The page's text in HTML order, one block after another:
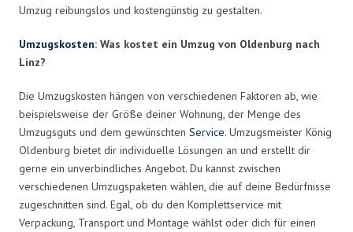
Umzug reibungslos und kostengünstig zu gestalten.
Umzugskosten: Was kostet ein Umzug von Oldenburg nach
Linz?
Die Umzugskosten hängen von verschiedenen Faktoren ab, wie
beispielsweise der Größe deiner Wohnung, der Menge des
Umzugsguts und dem gewünschten Service. Umzugsmeister König
Oldenburg bietet dir individuelle Lösungen an und erstellt dir
gerne ein unverbindliches Angebot. Du kannst zwischen
verschiedenen Umzugspaketen wählen, die auf deine Bedürfnisse
zugeschnitten sind. Egal, ob du den Komplettservice mit
Verpackung, Transport und Montage wählst oder dich für einen